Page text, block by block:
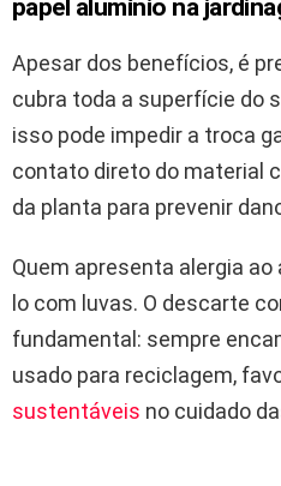
papel alumínio na
Apesar dos benefícios, é
cubra toda a superfície do
isso pode impedir a troca
contato direto do material
da planta para prevenir
Quem apresenta alergia
lo com luvas. O descarte
fundamental: sempre
usado para reciclagem,
sustentáveis no cuidado